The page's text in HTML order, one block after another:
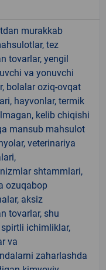
murakkab
tez
tovarlar, yengil
va yonuvchi
bolalar oziq-ovqat
hayvonlar, termik
kelib chiqishi
mansub mahsulot
veterinariya
shtammlari,
ozuqabop
aksiz
tovarlar, shu
ichimliklar,
va
zaharlashda